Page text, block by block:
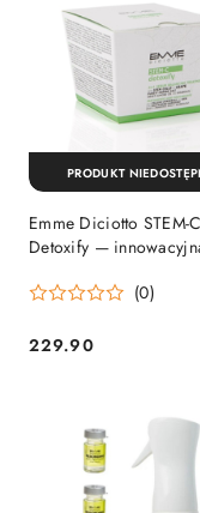
Emme Diciotto STEM-C
Detoxify —
przetłuszczających się
(0)
Cena:
229.90
PRODUKT